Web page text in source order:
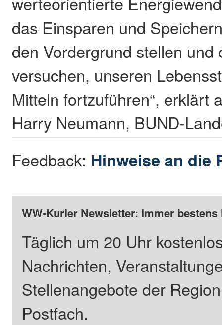
das Einsparen und
den Vordergrund stellen und
versuchen, unseren
Mitteln fortzuführen“, erklärt
Harry Neumann, BUND-
Feedback: Hinweise an die
WW-Kurier Newsletter: Immer
Täglich um 20 Uhr
Nachrichten,
Stellenangebote der
Postfach.